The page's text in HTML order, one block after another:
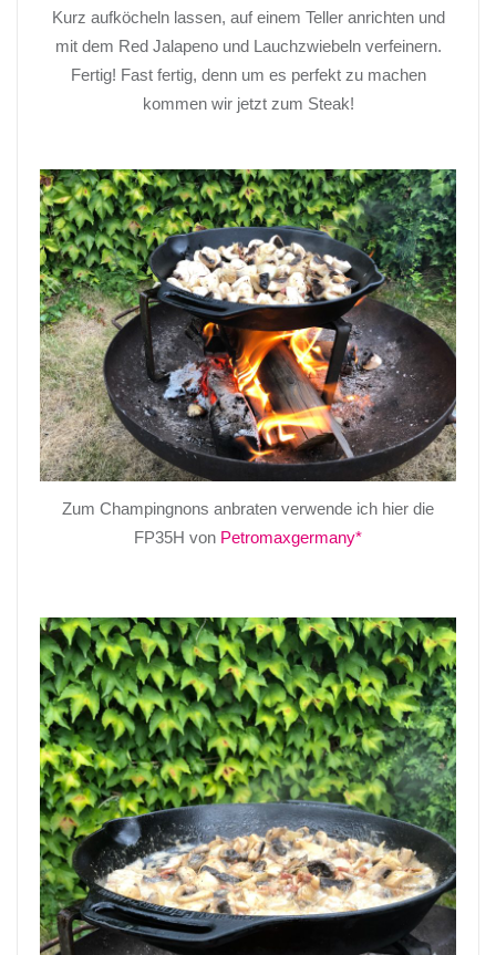
Kurz aufköcheln lassen, auf einem Teller anrichten und
mit dem Red Jalapeno und Lauchzwiebeln verfeinern.
Fertig! Fast fertig, denn um es perfekt zu machen
kommen wir jetzt zum Steak!
Zum Champingnons anbraten verwende ich hier die
FP35H von Petromaxgermany*